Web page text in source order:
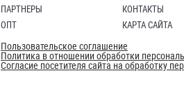
ПАРТНЕРЫ
ОПТ
КОНТАКТЫ
КАРТА САЙТА
Пользовательское соглашение
Политика в отношении обработки
Согласие посетителя сайта на обработку